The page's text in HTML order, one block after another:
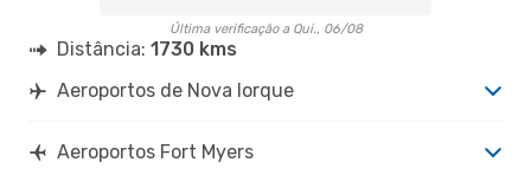
Última verificação a Qui., 06/08
Distância: 1730 kms
Aeroportos de Nova Iorque
Aeroportos Fort Myers